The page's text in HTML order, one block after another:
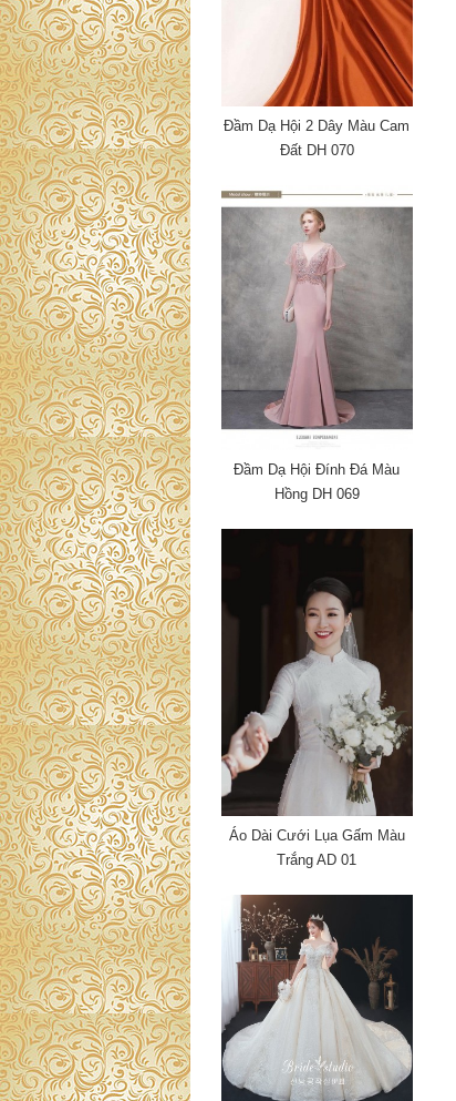
Đầm Dạ Hội 2 Dây Màu Cam
Đất DH 070
Đầm Dạ Hội Đính Đá Màu
Hồng DH 069
Áo Dài Cưới Lụa Gấm Màu
Trắng AD 01